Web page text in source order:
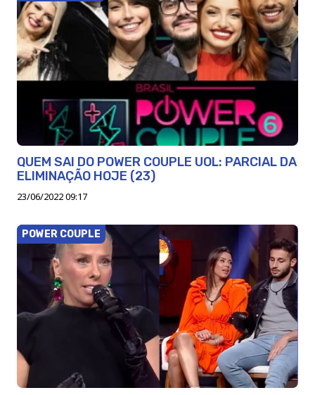
QUEM SAI DO POWER COUPLE UOL: PARCIAL DA
ELIMINAÇÃO HOJE (23)
23/06/2022 09:17
POWER COUPLE